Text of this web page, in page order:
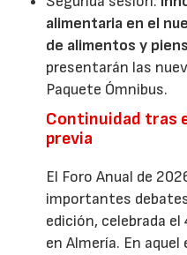
alimentaria en el
de alimentos y
presentarán las
Paquete Ómnibus.
Continuidad tras
previa
El Foro Anual de
importantes
edición, celebrada
en Almería. En